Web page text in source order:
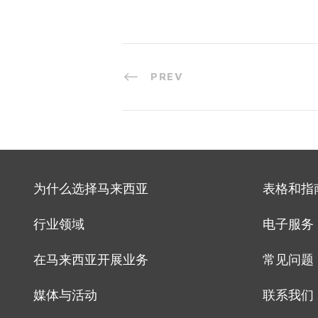
PREV
为什么选择马来西亚
行业领域
在马来西亚开展业务
媒体与活动
表格和指
电子服务
常见问题
联系我们